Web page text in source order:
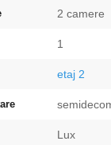
2 camere
1
etaj 2
Lux